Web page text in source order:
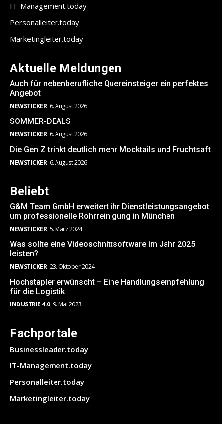
IT-Management.today
Personalleiter.today
Marketingleiter.today
Aktuelle Meldungen
Auch für nebenberufliche Quereinsteiger ein perfektes
Angebot
NEWSTICKER 6. August 2026
SOMMER-DEALS
NEWSTICKER 6. August 2026
Die Gen Z trinkt deutlich mehr Mocktails und Fruchtsaft
NEWSTICKER 6. August 2026
Beliebt
G&M Team GmbH erweitert ihr Dienstleistungsangebot
um professionelle Rohrreinigung in München
NEWSTICKER 5. März 2024
Was sollte eine Videoschnittsoftware im Jahr 2025
leisten?
NEWSTICKER 23. Oktober 2024
Hochstapler erwünscht – Eine Handlungsempfehlung
für die Logistik
INDUSTRIE 4.0 9. Mai 2023
Fachportale
Businessleader.today
IT-Management.today
Personalleiter.today
Marketingleiter.today